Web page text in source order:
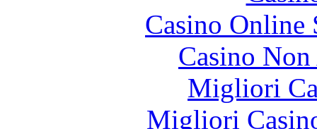
Casino
Casino
Migliori
Migliori